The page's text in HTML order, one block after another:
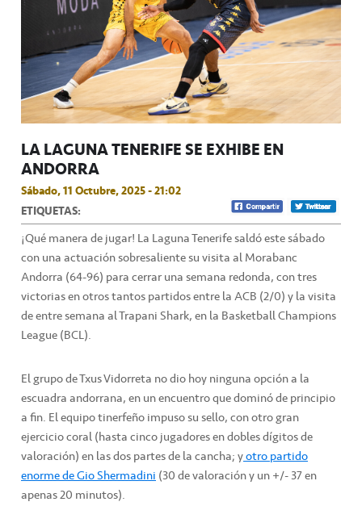
LA LAGUNA TENERIFE SE EXHIBE EN
ANDORRA
Sábado, 11 Octubre, 2025 - 21:02
ETIQUETAS:
¡Qué manera de jugar! La Laguna Tenerife saldó este sábado
con una actuación sobresaliente su visita al Morabanc
Andorra (64-96) para cerrar una semana redonda, con tres
victorias en otros tantos partidos entre la ACB (2/0) y la visita
de entre semana al Trapani Shark, en la Basketball Champions
League (BCL).
El grupo de Txus Vidorreta no dio hoy ninguna opción a la
escuadra andorrana, en un encuentro que dominó de principio
a fin. El equipo tinerfeño impuso su sello, con otro gran
ejercicio coral (hasta cinco jugadores en dobles dígitos de
valoración) en las dos partes de la cancha; yotro partido
enorme de Gio Shermadini(30 de valoración y un +/- 37 en
apenas 20 minutos).